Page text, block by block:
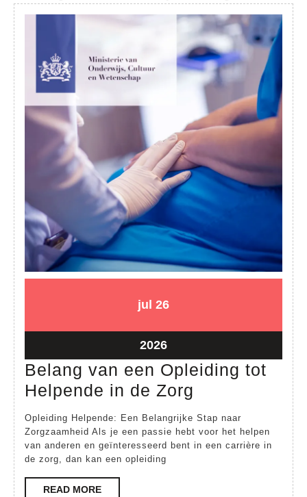
jul 26
2026
2626
202626
juli
2026
Belang van een Opleiding tot
Helpende in de Zorg
van
een
Opleiding
Opleiding Helpende: Een Belangrijke Stap naar
Zorgzaamheid Als je een passie hebt voor het helpen
van anderen en geïnteresseerd bent in een carrière in
de zorg, dan kan een opleiding
READ MOREREAD